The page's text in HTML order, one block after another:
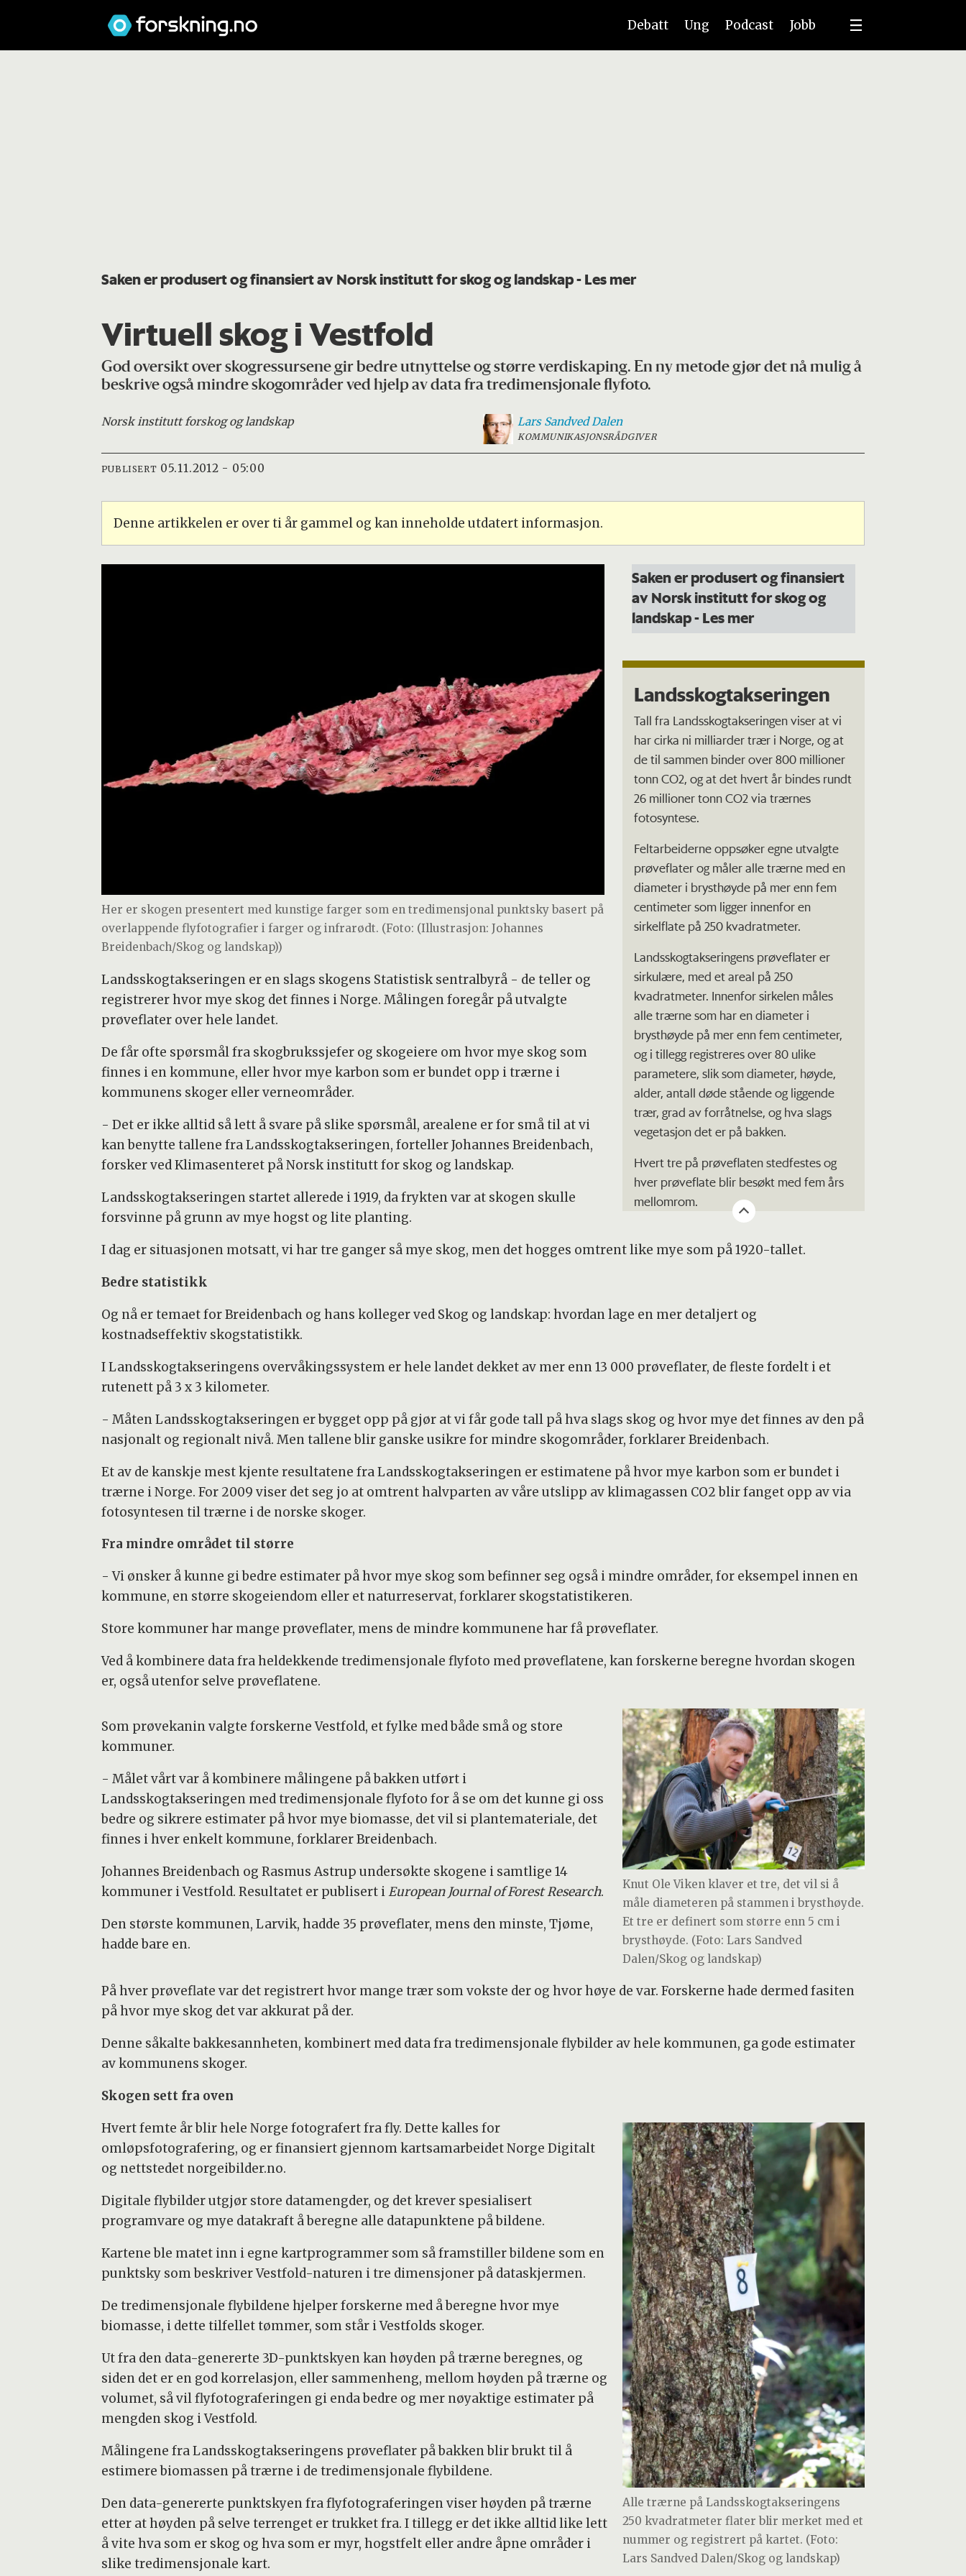
Debatt Ung Podcast Jobb
Saken er produsert og finansiert av Norsk institutt for skog og landskap- Les mer
Virtuell skog i Vestfold
God oversikt over skogressursene gir bedre utnyttelse og større verdiskaping. En ny metode gjør det nå mulig å
beskrive også mindre skogområder ved hjelp av data fra tredimensjonale flyfoto.
Norsk institutt forskog og landskap Lars Sandved Dalen
KOMMUNIKASJONSRÅDGIVER
PUBLISERT 05.11.2012 - 05:00
Denne artikkelen er over ti år gammel og kan inneholde utdatert informasjon.
Saken er produsert og finansiert
av Norsk institutt for skog og
landskap- Les mer
Her er skogen presentert med kunstige farger som en tredimensjonal punktsky basert på
overlappende flyfotografier i farger og infrarødt. (Foto: (Illustrasjon: Johannes
Breidenbach/Skog og landskap))
Landsskogtakseringen
Tall fra Landsskogtakseringen viser at vi
har cirka ni milliarder trær i Norge, og at
de til sammen binder over 800 millioner
tonn CO2, og at det hvert år bindes rundt
26 millioner tonn CO2 via trærnes
fotosyntese.
Feltarbeiderne oppsøker egne utvalgte
prøveflater og måler alle trærne med en
diameter i brysthøyde på mer enn fem
centimeter som ligger innenfor en
sirkelflate på 250 kvadratmeter.
Landsskogtakseringens prøveflater er
sirkulære, med et areal på 250
kvadratmeter. Innenfor sirkelen måles
alle trærne som har en diameter i
brysthøyde på mer enn fem centimeter,
og i tillegg registreres over 80 ulike
parametere, slik som diameter, høyde,
alder, antall døde stående og liggende
trær, grad av forråtnelse, og hva slags
vegetasjon det er på bakken.
Hvert tre på prøveflaten stedfestes og
hver prøveflate blir besøkt med fem års
mellomrom.
Landsskogtakseringen er en slags skogens Statistisk sentralbyrå - de teller og
registrerer hvor mye skog det finnes i Norge. Målingen foregår på utvalgte
prøveflater over hele landet.
De får ofte spørsmål fra skogbrukssjefer og skogeiere om hvor mye skog som
finnes i en kommune, eller hvor mye karbon som er bundet opp i trærne i
kommunens skoger eller verneområder.
- Det er ikke alltid så lett å svare på slike spørsmål, arealene er for små til at vi
kan benytte tallene fra Landsskogtakseringen, forteller Johannes Breidenbach,
forsker ved Klimasenteret på Norsk institutt for skog og landskap.
Landsskogtakseringen startet allerede i 1919, da frykten var at skogen skulle
forsvinne på grunn av mye hogst og lite planting.
I dag er situasjonen motsatt, vi har tre ganger så mye skog, men det hogges omtrent like mye som på 1920-tallet.
Bedre statistikk
Og nå er temaet for Breidenbach og hans kolleger ved Skog og landskap: hvordan lage en mer detaljert og
kostnadseffektiv skogstatistikk.
I Landsskogtakseringens overvåkingssystem er hele landet dekket av mer enn 13 000 prøveflater, de fleste fordelt i et
rutenett på 3 x 3 kilometer.
- Måten Landsskogtakseringen er bygget opp på gjør at vi får gode tall på hva slags skog og hvor mye det finnes av den på
nasjonalt og regionalt nivå. Men tallene blir ganske usikre for mindre skogområder, forklarer Breidenbach.
Et av de kanskje mest kjente resultatene fra Landsskogtakseringen er estimatene på hvor mye karbon som er bundet i
trærne i Norge. For 2009 viser det seg jo at omtrent halvparten av våre utslipp av klimagassen CO2 blir fanget opp av via
fotosyntesen til trærne i de norske skoger.
Fra mindre området til større
- Vi ønsker å kunne gi bedre estimater på hvor mye skog som befinner seg også i mindre områder, for eksempel innen en
kommune, en større skogeiendom eller et naturreservat, forklarer skogstatistikeren.
Store kommuner har mange prøveflater, mens de mindre kommunene har få prøveflater.
Ved å kombinere data fra heldekkende tredimensjonale flyfoto med prøveflatene, kan forskerne beregne hvordan skogen
er, også utenfor selve prøveflatene.
Knut Ole Viken klaver et tre, det vil si å
måle diameteren på stammen i brysthøyde.
Et tre er definert som større enn 5 cm i
brysthøyde. (Foto: Lars Sandved
Dalen/Skog og landskap)
Som prøvekanin valgte forskerne Vestfold, et fylke med både små og store
kommuner.
- Målet vårt var å kombinere målingene på bakken utført i
Landsskogtakseringen med tredimensjonale flyfoto for å se om det kunne gi oss
bedre og sikrere estimater på hvor mye biomasse, det vil si plantemateriale, det
finnes i hver enkelt kommune, forklarer Breidenbach.
Johannes Breidenbach og Rasmus Astrup undersøkte skogene i samtlige 14
kommuner i Vestfold. Resultatet er publisert iEuropean Journal of Forest Research.
Den største kommunen, Larvik, hadde 35 prøveflater, mens den minste, Tjøme,
hadde bare en.
På hver prøveflate var det registrert hvor mange trær som vokste der og hvor høye de var. Forskerne hade dermed fasiten
på hvor mye skog det var akkurat på der.
Denne såkalte bakkesannheten, kombinert med data fra tredimensjonale flybilder av hele kommunen, ga gode estimater
av kommunens skoger.
Skogen sett fra oven
Alle trærne på Landsskogtakseringens
250 kvadratmeter flater blir merket med et
nummer og registrert på kartet. (Foto:
Lars Sandved Dalen/Skog og landskap)
Hvert femte år blir hele Norge fotografert fra fly. Dette kalles for
omløpsfotografering, og er finansiert gjennom kartsamarbeidet Norge Digitalt
og nettstedet norgeibilder.no.
Digitale flybilder utgjør store datamengder, og det krever spesialisert
programvare og mye datakraft å beregne alle datapunktene på bildene.
Kartene ble matet inn i egne kartprogrammer som så framstiller bildene som en
punktsky som beskriver Vestfold-naturen i tre dimensjoner på dataskjermen.
De tredimensjonale flybildene hjelper forskerne med å beregne hvor mye
biomasse, i dette tilfellet tømmer, som står i Vestfolds skoger.
Ut fra den data-genererte 3D-punktskyen kan høyden på trærne beregnes, og
siden det er en god korrelasjon, eller sammenheng, mellom høyden på trærne og
volumet, så vil flyfotograferingen gi enda bedre og mer nøyaktige estimater på
mengden skog i Vestfold.
Målingene fra Landsskogtakseringens prøveflater på bakken blir brukt til å
estimere biomassen på trærne i de tredimensjonale flybildene.
Den data-genererte punktskyen fra flyfotograferingen viser høyden på trærne
etter at høyden på selve terrenget er trukket fra. I tillegg er det ikke alltid like lett
å vite hva som er skog og hva som er myr, hogstfelt eller andre åpne områder i
slike tredimensjonale kart.